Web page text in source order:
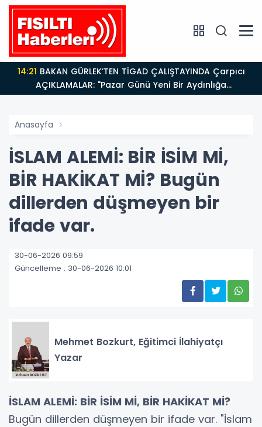
14:21
AÇIKLAMALAR: "Pazar Günü Yeni Bir Aydınlığa
Uyanacağız"
Anasayfa
İSLAM ALEMİ: BİR İSİM Mİ,
BİR HAKİKAT Mİ? Bugün
dillerden düşmeyen bir
ifade var.
30-06-2026 09:59
Güncelleme : 30-06-2026 10:01
Mehmet Bozkurt, Eğitimci İlahiyatçı
Yazar
İSLAM ALEMİ: BİR İSİM Mİ, BİR HAKİKAT Mİ?
Bugün dillerden düşmeyen bir ifade var. "İslam